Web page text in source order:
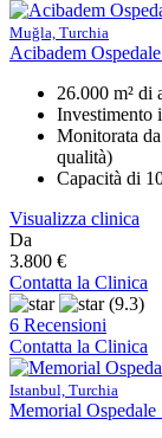
Muğla, Turchia
Acibadem
26.000 m² di
Investimento
Monitorata
qualità)
Capacità di
Visualizza clinica
Da
3.800 €
Contatta la Clinica
(9.3)
6 Recensioni
Contatta la Clinica
Istanbul, Turchia
Memorial Ospedale